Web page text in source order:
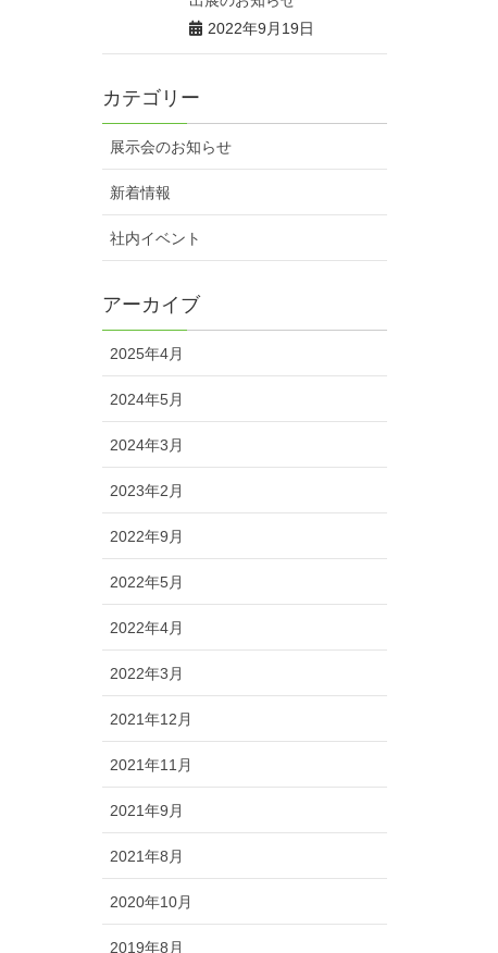
2022年9月19日
カテゴリー
展示会のお知らせ
新着情報
社内イベント
アーカイブ
2025年4月
2024年5月
2024年3月
2023年2月
2022年9月
2022年5月
2022年4月
2022年3月
2021年12月
2021年11月
2021年9月
2021年8月
2020年10月
2019年8月